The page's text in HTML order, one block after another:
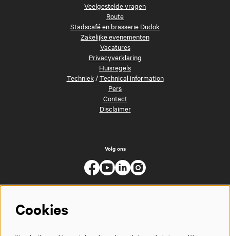
Veelgestelde vragen
Route
Stadscafé en brasserie Dudok
Zakelijke evenementen
Vacatures
Privacyverklaring
Huisregels
Techniek/Technical information
Pers
Contact
Disclaimer
Volg ons
Cookies